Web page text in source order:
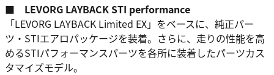
■ LEVORG LAYBACK STI performance
「LEVORG LAYBACK Limited EX」をベースに、純正パー
ツ・STIエアロパッケージを装着。さらに、走りの性能を高
めるSTIパフォーマンスパーツを各所に装着したパーツカス
タマイズモデル。